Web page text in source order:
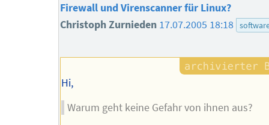
Firewall und Virenscanner für Linux?
Christoph Zurnieden 17.07.2005 18:18
Hi,
Warum geht keine Gefahr von ihnen aus?